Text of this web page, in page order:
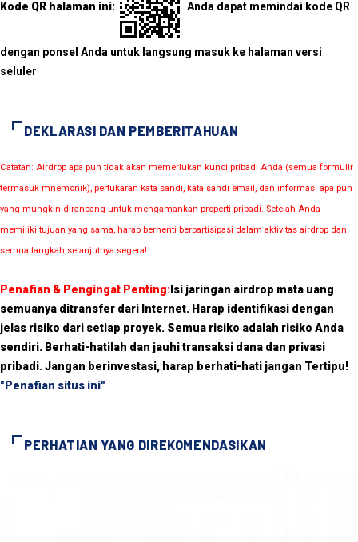
Kode QR halaman ini: Anda dapat memindai kode QR
dengan ponsel Anda untuk langsung masuk ke halaman versi
seluler
DEKLARASI DAN PEMBERITAHUAN
Catatan: Airdrop apa pun tidak akan memerlukan kunci pribadi Anda (semua formulir
termasuk mnemonik), pertukaran kata sandi, kata sandi email, dan informasi apa pun
yang mungkin dirancang untuk mengamankan properti pribadi. Setelah Anda
memiliki tujuan yang sama, harap berhenti berpartisipasi dalam aktivitas airdrop dan
semua langkah selanjutnya segera!
Penafian & Pengingat Penting: Isi jaringan airdrop mata uang
semuanya ditransfer dari Internet. Harap identifikasi dengan
jelas risiko dari setiap proyek. Semua risiko adalah risiko Anda
sendiri. Berhati-hatilah dan jauhi transaksi dana dan privasi
pribadi. Jangan berinvestasi, harap berhati-hati jangan Tertipu!
"Penafian situs ini"
PERHATIAN YANG DIREKOMENDASIKAN